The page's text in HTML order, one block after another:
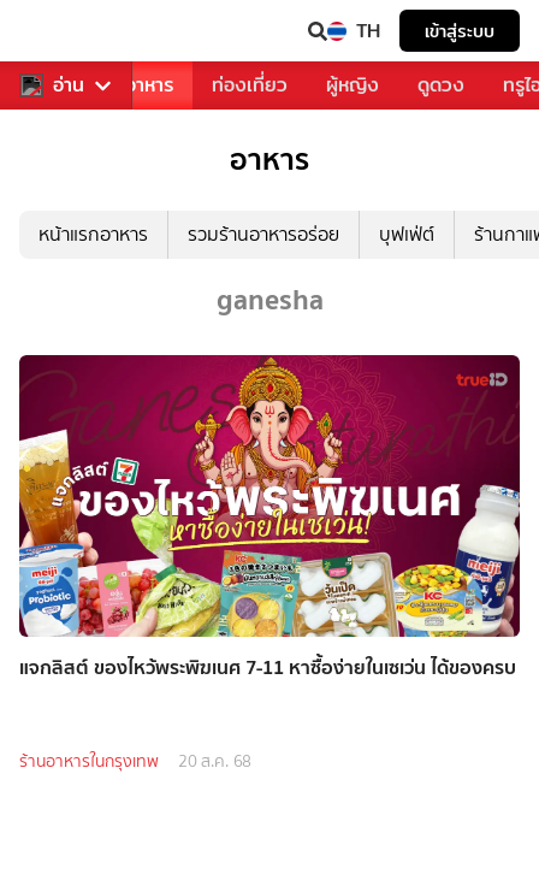
TH เข้าสู่ระบบ
อ่าน
การเพลง อาหาร ท่องเที่ยว ผู้หญิง ดูดวง ทรู
อาหาร
หน้าแรกอาหาร รวมร้านอาหารอร่อย บุฟเฟ่ต์ ร้านกา
ganesha
แจกลิสต์ ของไหว้พระพิฆเนศ 7-11 หาซื้อง่ายในเซเว่น ได้ของครบ
ร้านอาหารในกรุงเทพ 20 ส.ค. 68